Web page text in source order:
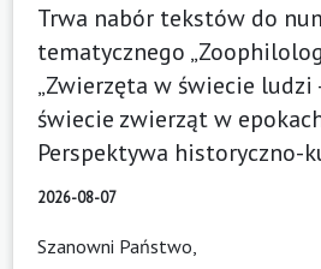
Trwa nabór tekstów do
tematycznego
„Zwierzęta w świecie ludzi
świecie zwierząt w
Perspektywa historyczno-
2026-08-07
Szanowni Państwo,